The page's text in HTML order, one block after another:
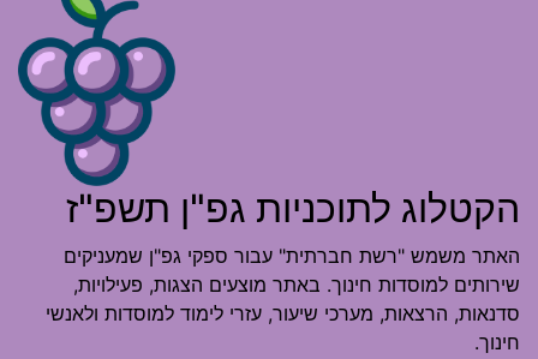
הקטלוג לתוכניות גפ"ן תשפ"ז
האתר משמש "רשת חברתית" עבור ספקי גפ"ן שמעניקים
שירותים למוסדות חינוך. באתר מוצעים הצגות, פעילויות,
סדנאות, הרצאות, מערכי שיעור, עזרי לימוד למוסדות ולאנשי
חינוך.